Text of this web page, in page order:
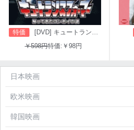
特価
[DVD] キュートランスフォーマー 帰ってきたコンボイの謎
￥598円特価:￥98円
日本映画
欧米映画
韓国映画